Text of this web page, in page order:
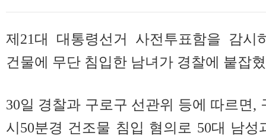
제21대 대통령선거 사전투표함을 감시
건물에 무단 침입한 남녀가 경찰에 붙잡
30일 경찰과 구로구 선관위 등에 따르면,
시50분경 건조물 침입 혐의로 50대 남